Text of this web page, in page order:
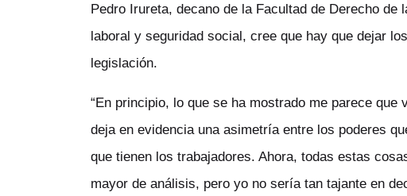
Pedro Irureta, decano de la Facultad de Derecho
laboral y seguridad social, cree que hay que dejar
legislación.
“En principio, lo que se ha mostrado me parece
deja en evidencia una asimetría entre los poderes
que tienen los trabajadores. Ahora, todas estas
mayor de análisis, pero yo no sería tan tajante en